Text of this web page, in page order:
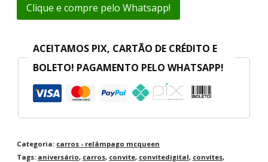
Clique e compre pelo Whatsapp!
ACEITAMOS PIX, CARTÃO DE CRÉDITO E
BOLETO! PAGAMENTO PELO WHATSAPP!
Categoria: carros - relâmpago mcqueen
Tags: aniversário, carros, convite, convitedigital, convites,